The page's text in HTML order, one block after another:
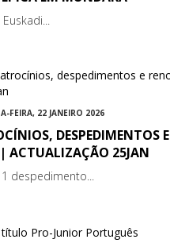
FEIRA, 22 JANEIRO 2026
DESPEDIMENTOS E
ACTUALIZAÇÃO 25JAN
despedimento...